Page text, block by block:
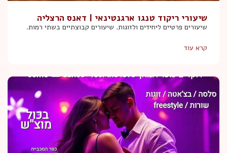
שיעורי ריקוד טנגו ארגנטינאי | דאנס הרצליה
​שיעורים פרטיים ליחידים ולזוגות. שיעורים קבוצתיים בשתי רמות.
קרא עוד